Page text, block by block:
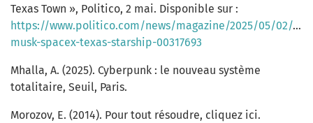
Texas Town », Politico, 2 mai. Disponible sur :
https://www.politico.com/news/magazine/2025/05/02/
musk-spacex-texas-starship-00317693
Mhalla, A. (2025). Cyberpunk : le nouveau système
totalitaire, Seuil, Paris.
Morozov, E. (2014). Pour tout résoudre, cliquez ici.